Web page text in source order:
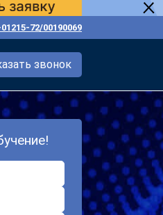
72/00190069
звонок